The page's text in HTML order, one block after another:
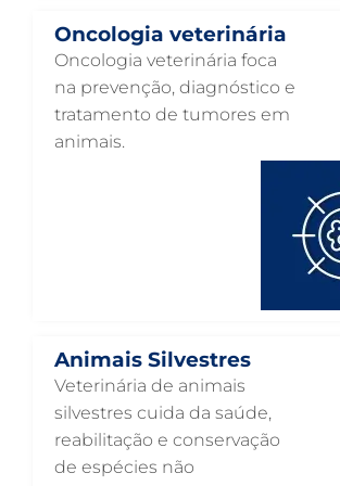
HOSPITAL PARA ANIMAIS EM GUARULHOS
HEMATOLOGIA VETERINÁRIA EM GUARULHOS
GASTROENTEROLOGIA VETERINÁRIA EM
FARMÁCIA VETERINÁRIA EM GUARULHOS
ENDOSCOPIA EM PETS EM GUARULHOS
ENDOCRINOLOGIA VETERINÁRIA EM
EMERGÊNCIA VETERINÁRIA EM GUARULHOS
Oncologia veterinária
Oncologia veterinária foca
na prevenção, diagnóstico e
tratamento de tumores em
animais.
Animais Silvestres
Veterinária de animais
silvestres cuida da saúde,
reabilitação e conservação
de espécies não